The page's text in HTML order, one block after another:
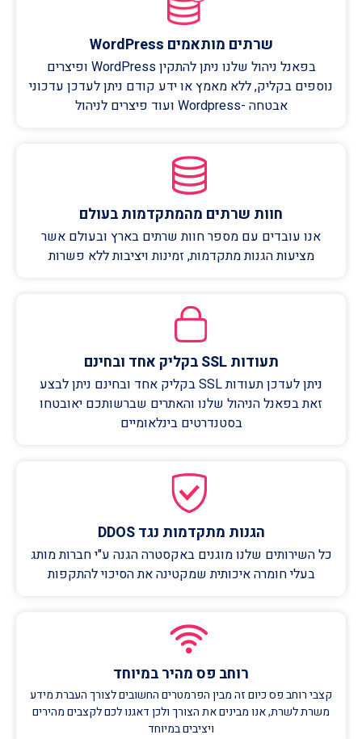
שרתים מותאמים WordPress
בפאנל ניהול שלנו ניתן להתקין WordPress ופיצרים
נוספים בקליק, ללא מאמץ או ידע קודם ניתן לעדכן עדכוני
אבטחה -Wordpress ועוד פיצרים לניהול
חוות שרתים מהמתקדמות בעולם
אנו עובדים עם מספר חוות שרתים בארץ ובעולם אשר
מציעות הגנות מתקדמות, זמינות ויציבות ללא פשרות
תעודות SSL בקליק אחד ובחינם
ניתן לעדכן תעודות SSL בקליק אחד ובחינם ניתן לבצע
זאת בפאנל הניהול שלנו והאתרים שברשותכם יאובטחו
בסטנדרטים בינלאומיים
הגנות מתקדמות נגד DDOS
כל השירותים שלנו מוגנים באקסטרה הגנה ע"י חברות מותג
בעלי חומרה איכותית שמקטינה את הסיכוי להתקפות
רוחב פס מהיר במיוחד
קצבי רוחב פס כיום זה מבין הפרמטרים החשובים לצורך העברת מידע
משרת לשרת, אנו מבינים את הצורך ולכן דאגנו לכם לקצבים מהירים
ויציבים במיוחד